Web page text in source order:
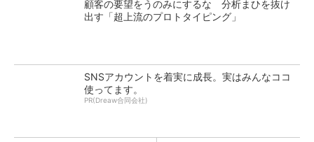
顧客の要望をうのみにするな 分析まひを抜け
出す「超上流のプロトタイピング」
SNSアカウントを着実に成長。実はみんなココ
使ってます。
PR(Dreaw合同会社)